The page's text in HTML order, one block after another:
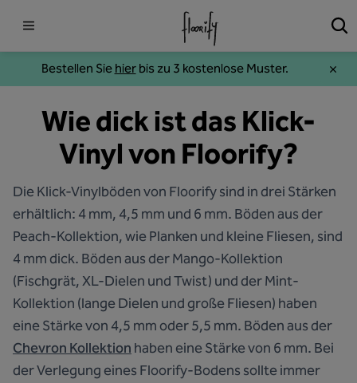
Bestellen Sie hierbis zu 3 kostenlose Muster.
Wie dick ist das Klick-
Vinyl von Floorify?
Die Klick-Vinylböden von Floorify sind in drei Stärken
erhältlich: 4 mm, 4,5 mm und 6 mm. Böden aus der
Peach-Kollektion, wie Planken und kleine Fliesen, sind
4 mm dick. Böden aus der Mango-Kollektion
(Fischgrät, XL-Dielen und Twist) und der Mint-
Kollektion (lange Dielen und große Fliesen) haben
eine Stärke von 4,5 mm oder 5,5 mm. Böden aus der
Chevron Kollektion haben eine Stärke von 6 mm. Bei
der Verlegung eines Floorify-Bodens sollte immer